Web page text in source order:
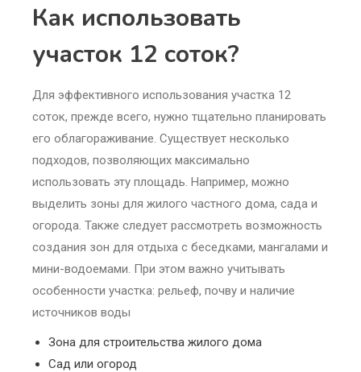
Как использовать
участок 12 соток?
Для эффективного использования участка 12
соток, прежде всего, нужно тщательно планировать
его облагораживание. Существует несколько
подходов, позволяющих максимально
использовать эту площадь. Например, можно
выделить зоны для жилого частного дома, сада и
огорода. Также следует рассмотреть возможность
создания зон для отдыха с беседками, мангалами и
мини-водоемами. При этом важно учитывать
особенности участка: рельеф, почву и наличие
источников воды
Зона для строительства жилого дома
Сад или огород